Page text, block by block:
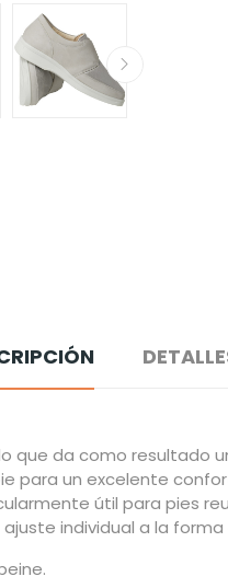
que da como resultado
para un excelente
útil para pies
individual a la